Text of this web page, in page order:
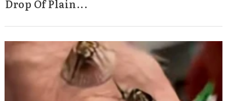
Drop Of Plain...